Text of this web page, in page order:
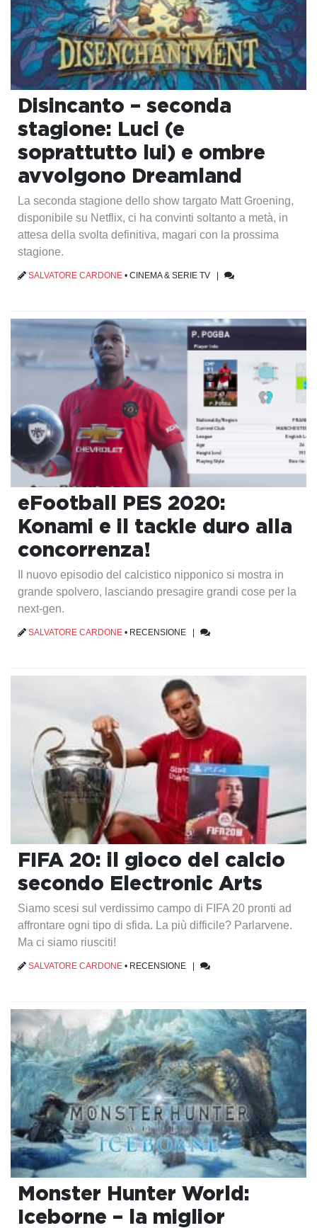
Disincanto – seconda
stagione: Luci (e
soprattutto lui) e ombre
avvolgono Dreamland
La seconda stagione dello show targato Matt Groening,
disponibile su Netflix, ci ha convinti soltanto a metà, in
attesa della svolta definitiva, magari con la prossima
stagione.
SALVATORE CARDONE • CINEMA & SERIE TV
eFootball PES 2020:
Konami e il tackle duro alla
concorrenza!
Il nuovo episodio del calcistico nipponico si mostra in
grande spolvero, lasciando presagire grandi cose per la
next-gen.
SALVATORE CARDONE • RECENSIONE
FIFA 20: il gioco del calcio
secondo Electronic Arts
Siamo scesi sul verdissimo campo di FIFA 20 pronti ad
affrontare ogni tipo di sfida. La più difficile? Parlarvene.
Ma ci siamo riusciti!
SALVATORE CARDONE • RECENSIONE
Monster Hunter World:
Iceborne – la miglior